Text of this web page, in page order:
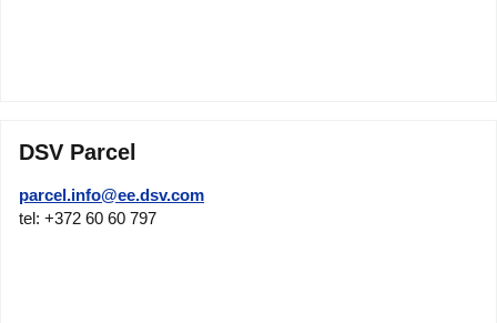
DSV Parcel
parcel.info@ee.dsv.com
tel: +372 60 60 797